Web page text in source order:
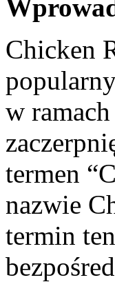
Chicken
w
termen
nazwie
termin